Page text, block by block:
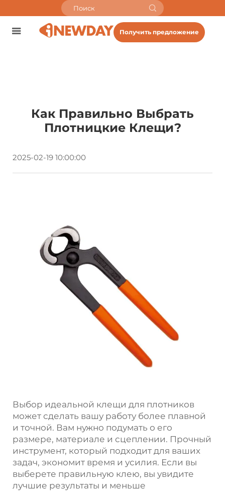
Получить предложение
Как Правильно Выбрать
Плотницкие Клещи?
2025-02-19 10:00:00
Выбор идеальной клещи для плотников
может сделать вашу работу более плавной
и точной. Вам нужно подумать о его
размере, материале и сцеплении. Прочный
инструмент, который подходит для ваших
задач, экономит время и усилия. Если вы
выберете правильную клею, вы увидите
лучшие результаты и меньше